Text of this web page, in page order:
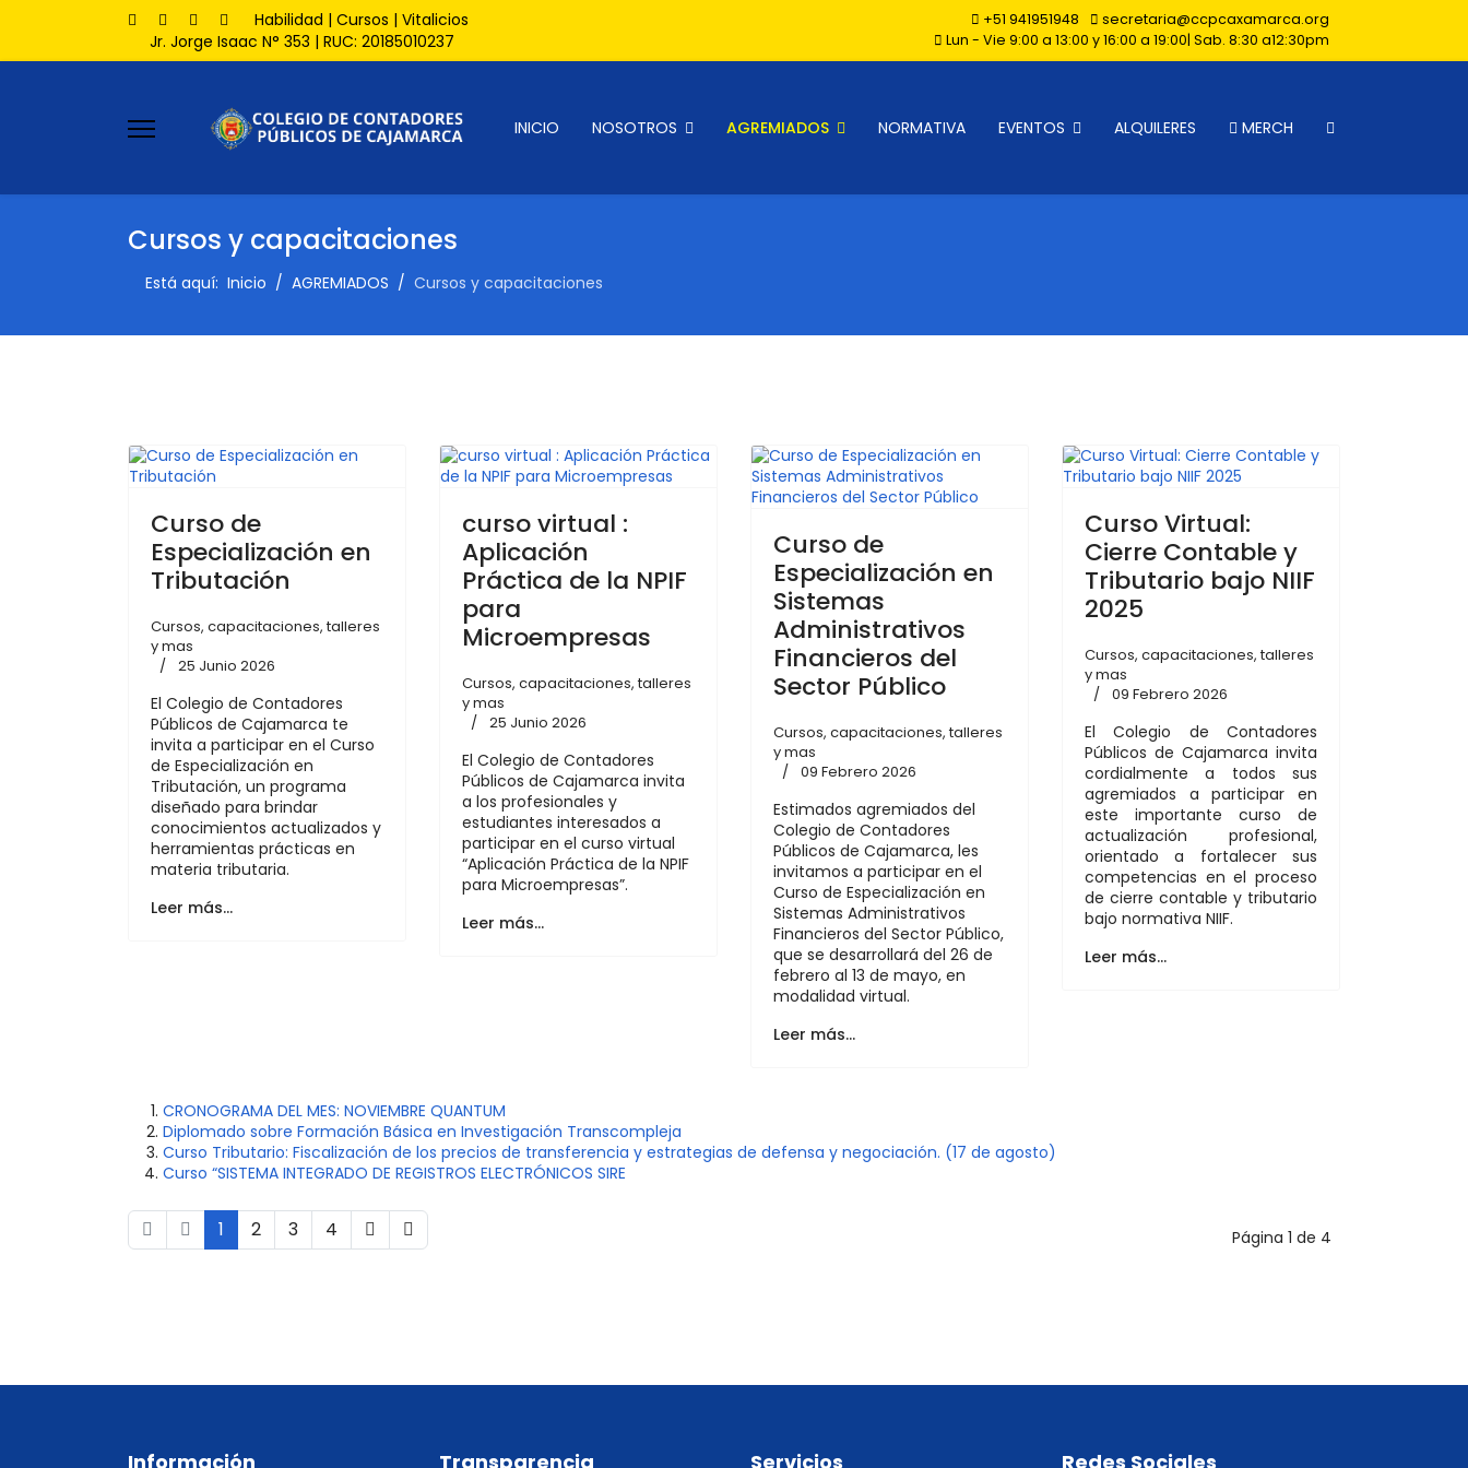
Habilidad | Cursos | Vitalicios
Jr. Jorge Isaac N° 353 | RUC: 20185010237
+51 941951948
secretaria@ccpcaxamarca.org
Lun - Vie 9:00 a 13:00 y 16:00 a 19:00| Sab. 8:30 a12:30pm
INICIO NOSOTROS AGREMIADOS NORMATIVA EVENTOS ALQUILERES MERCH
Cursos y capacitaciones
Está aquí: Inicio AGREMIADOS Cursos y capacitaciones
Curso de
Especialización en
Tributación
Cursos, capacitaciones, talleres
y mas
25 Junio 2026
El Colegio de Contadores
Públicos de Cajamarca te
invita a participar en el Curso
de Especialización en
Tributación, un programa
diseñado para brindar
conocimientos actualizados y
herramientas prácticas en
materia tributaria.
Leer más…
curso virtual :
Aplicación
Práctica de la NPIF
para
Microempresas
Cursos, capacitaciones, talleres
y mas
25 Junio 2026
El Colegio de Contadores
Públicos de Cajamarca invita
a los profesionales y
estudiantes interesados a
participar en el curso virtual
“Aplicación Práctica de la NPIF
para Microempresas”.
Leer más…
Curso de
Especialización en
Sistemas
Administrativos
Financieros del
Sector Público
Cursos, capacitaciones, talleres
y mas
09 Febrero 2026
Estimados agremiados del
Colegio de Contadores
Públicos de Cajamarca, les
invitamos a participar en el
Curso de Especialización en
Sistemas Administrativos
Financieros del Sector Público,
que se desarrollará del 26 de
febrero al 13 de mayo, en
modalidad virtual.
Leer más…
Curso Virtual:
Cierre Contable y
Tributario bajo NIIF
2025
Cursos, capacitaciones, talleres
y mas
09 Febrero 2026
El Colegio de Contadores
Públicos de Cajamarca invita
cordialmente a todos sus
agremiados a participar en
este importante curso de
actualización profesional,
orientado a fortalecer sus
competencias en el proceso
de cierre contable y tributario
bajo normativa NIIF.
Leer más…
CRONOGRAMA DEL MES: NOVIEMBRE QUANTUM
Diplomado sobre Formación Básica en Investigación Transcompleja
Curso Tributario: Fiscalización de los precios de transferencia y estrategias de defensa y negociación. (17 de agosto)
Curso “SISTEMA INTEGRADO DE REGISTROS ELECTRÓNICOS SIRE
Página 1 de 4
1 2 3 4
Información Transparencia Servicios Redes Sociales